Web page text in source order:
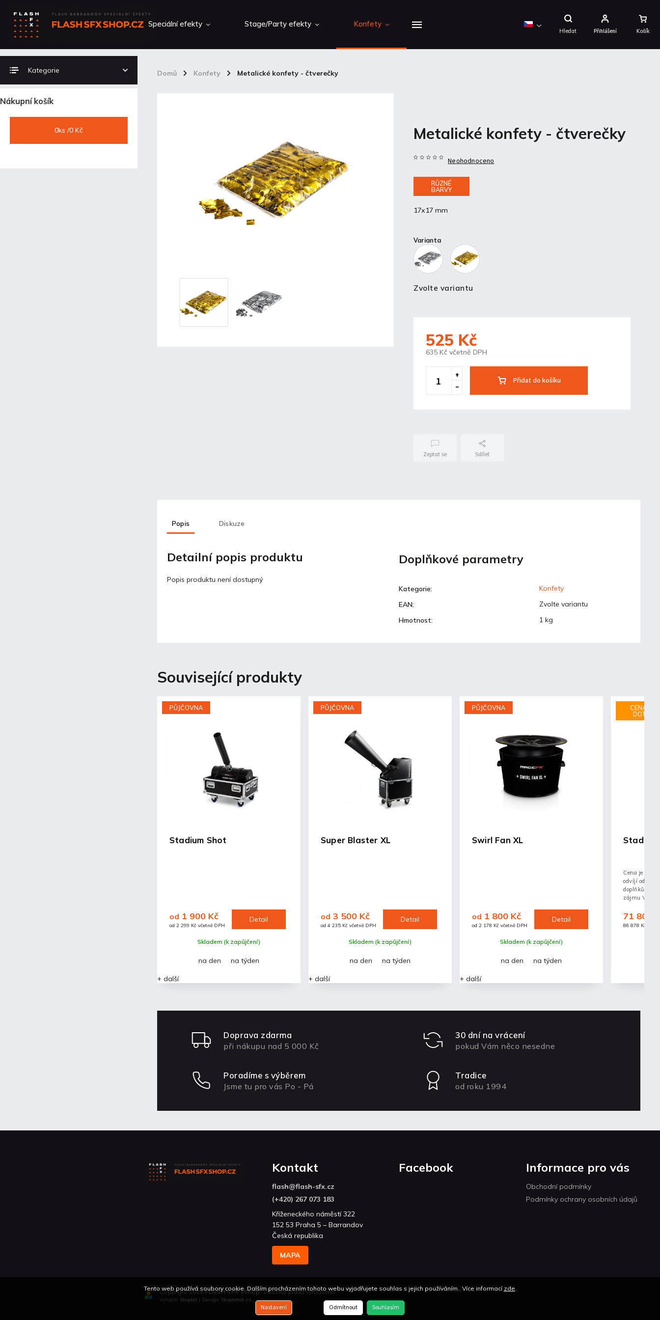
Tento web používá soubory cookie. Dalším procházením tohoto webu vyjadřujete souhlas s jejich používáním.. Více informací zde.
Nastavení Odmítnout Souhlasím
Hledat
Nákupní
Košík
Přihlášení
Speciální efekty Stage/Party efekty Konfety
Domů / Konfety / Metalické konfety - čtverečky
Kategorie
Nákupní košík
0ks /0 Kč Metalické konfety - čtverečky
RŮZNÉ
BARVY
Neohodnoceno
17x17 mm
Varianta
Zvolte variantu
525 Kč
635 Kč včetně DPH
Přidat do košíku
Zeptat se Sdílet
Popis Diskuze
Detailní popis produktu
Popis produktu není dostupný
Doplňkové parametry
Kategorie:
Konfety
EAN:
Zvolte variantu
Hmotnost: 1 kg
Související produkty
PŮJČOVNA
Stadium Shot
Skladem (k zapůjčení)
od 2 299 Kč včetně DPH
od 1 900 Kč Detail
na den na týden
+ další
PŮJČOVNA
Super Blaster XL
Skladem (k zapůjčení)
od 4 235 Kč včetně DPH
od 3 500 Kč Detail
na den na týden
+ další
PŮJČOVNA
Swirl Fan XL
Skladem (k zapůjčení)
od 2 178 Kč včetně DPH
od 1 800 Kč Detail
na den na týden
+ další
CENA NA
DOTAZ
Stadium
86 878 Kč
71 800
Cena je
odvíjí od
doplňků
zájmu Vám
Doprava zdarma
při nákupu nad 5 000 Kč
30 dní na vrácení
pokud Vám něco nesedne
Poradíme s výběrem
Jsme tu pro vás Po - Pá
Tradice
od roku 1994
Kontakt
flash@flash-sfx.cz
(+420) 267 073 183
Kříženeckého náměstí 322
152 53 Praha 5 – Barrandov
Česká republika
MAPA
Facebook Informace pro vás
Obchodní podmínky
Podmínky ochrany osobních údajů
Copyright 2026FLASH SFX eshop. Všechna práva vyhrazena.
Vytvořil Shoptet | Design Shoptetak.cz